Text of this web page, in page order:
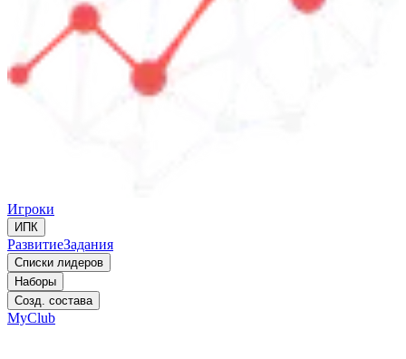
Игроки
ИПК
РазвитиеЗадания
Списки лидеров
Наборы
Созд. состава
MyClub